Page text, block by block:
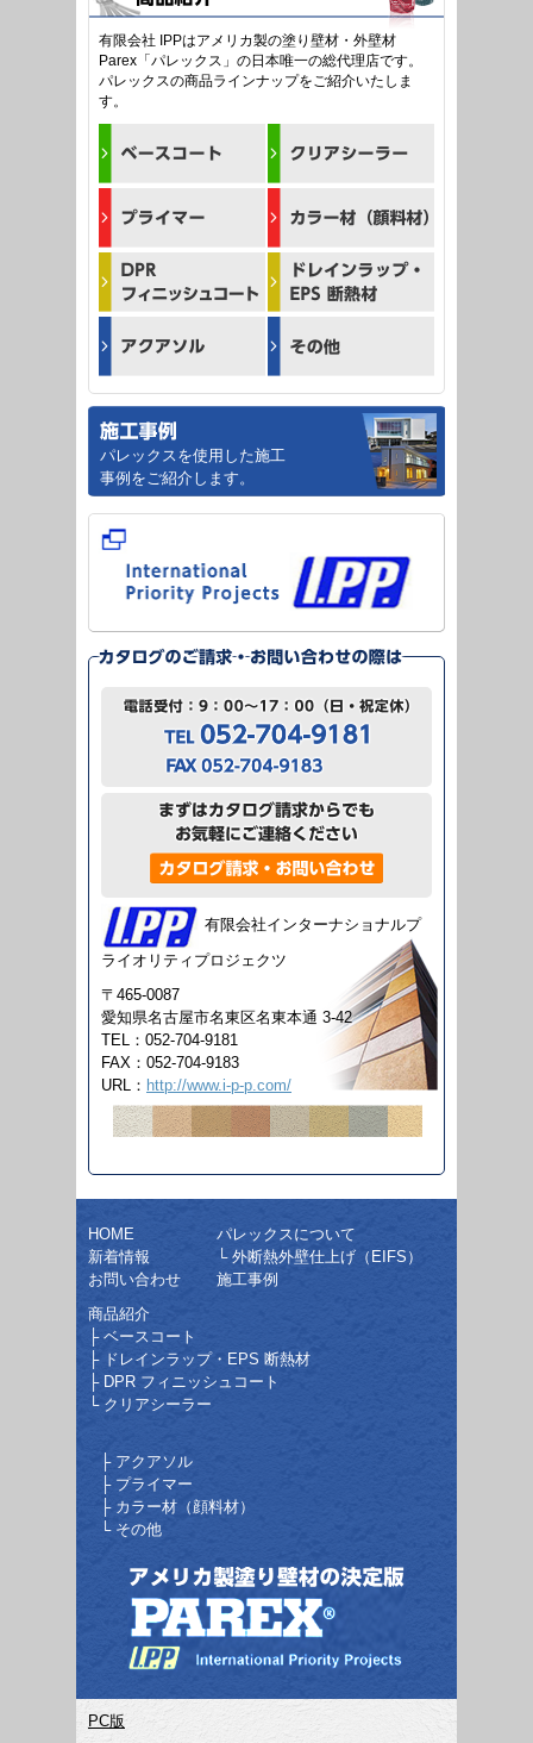
有限会社 IPPはアメリカ製の塗り壁材・外壁材
Parex「パレックス」の日本唯一の総代理店です。
パレックスの商品ラインナップをご紹介いたしま
す。
パレックスを使用した施工
事例をご紹介します。
有限会社インターナショナルプ
ライオリティプロジェクツ
〒465-0087
愛知県名古屋市名東区名東本通 3-42
TEL：052-704-9181
FAX：052-704-9183
URL： http://www.i-p-p.com/
HOME
新着情報
お問い合わせ
パレックスについて
└外断熱外壁仕上げ（EIFS）
施工事例
商品紹介
├ベースコート
├ドレインラップ・EPS 断熱材
├DPR フィニッシュコート
└クリアシーラー
├アクアソル
├プライマー
├カラー材（顔料材）
└その他
PC版